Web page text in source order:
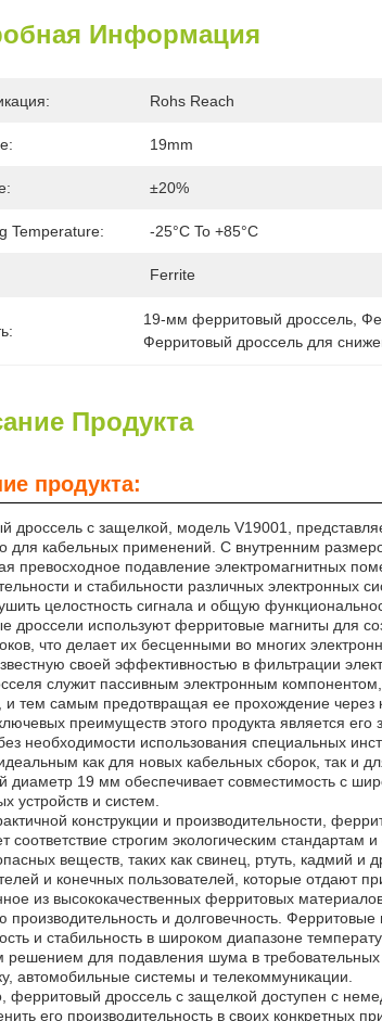
Информация
Rohs Reach
19mm
±20%
Temperature: -25°C To +85°C
Ferrite
19-мм ферритовый дроссель ,
Ферритовый дроссель для
Продукта
продукта:
дроссель с защелкой, модель V19001,
для кабельных применений. С внутренним
превосходное подавление электромагнитных
и стабильности различных электронных
целостность сигнала и общую
дроссели используют ферритовые магниты для
что делает их бесценными во многих
своей эффективностью в фильтрации
служит пассивным электронным
и тем самым предотвращая ее прохождение через
преимуществ этого продукта является
необходимости использования специальных
как для новых кабельных сборок, так и
диаметр 19 мм обеспечивает совместимость с
устройств и систем.
конструкции и производительности,
соответствие строгим экологическим стандартам
веществ, таких как свинец, ртуть, кадмий
и конечных пользователей, которые отдают
из высококачественных ферритовых
производительность и долговечность.
и стабильность в широком диапазоне
решением для подавления шума в
автомобильные системы и телекоммуникации.
ферритовый дроссель с защелкой доступен с
его производительность в своих конкретных